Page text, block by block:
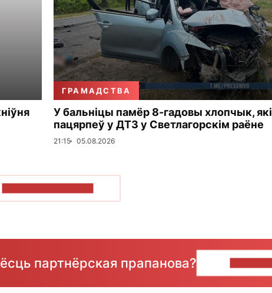
ГРАМАДСТВА
У бальніцы памёр 8-гадовы хлопчык, які
пацярпеў у ДТЗ у Светлагорскім раёне
21:15 05.08.2026
партнёрская прапанова?